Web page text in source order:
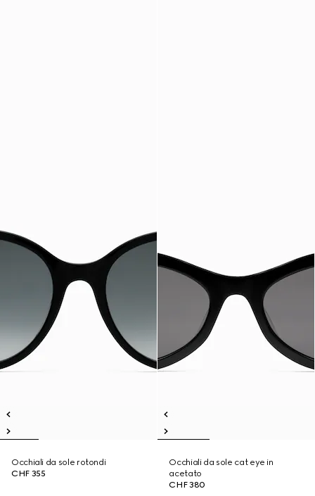
Occhiali da sole rotondi
CHF 355
Occhiali da sole cat eye in
acetato
CHF 380